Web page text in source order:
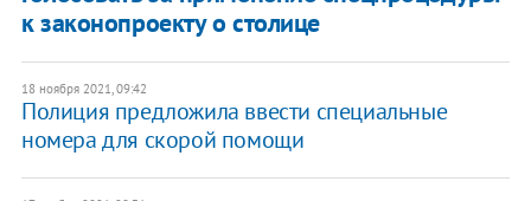
к законопроекту о столице
18 ноября 2021, 09:42
Полиция предложила ввести специальные
номера для скорой помощи